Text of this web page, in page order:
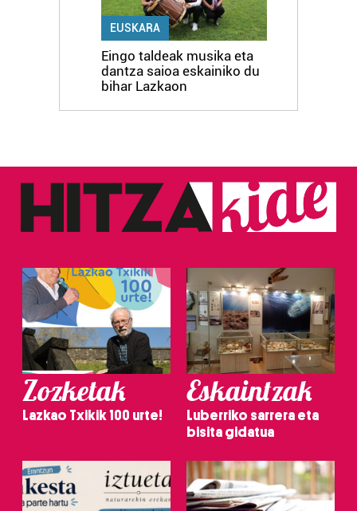
EUSKARA
Eingo taldeak musika eta
dantza saioa eskainiko du
bihar Lazkaon
Zozketak
Lazkao Txikik 100 urte!
Eskaintzak
Luberriko sarrera eta
bisita gidatua